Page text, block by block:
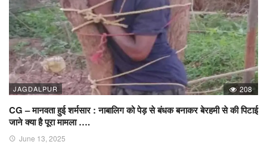
JAGDALPUR 208
CG – मानवता हुई शर्मसार : नाबालिग को पेड़ से बंधक बनाकर बेरहमी से की पिटाई
जाने क्या है पूरा मामला ….
June 13, 2025